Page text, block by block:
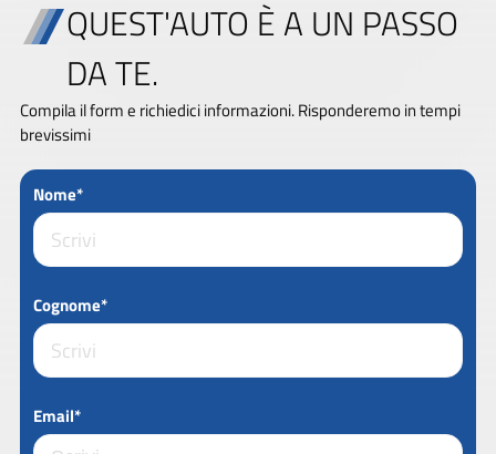
QUEST'AUTO È A UN PASSO
DA TE.
Compila il form e richiedici informazioni. Risponderemo in tempi
brevissimi
Nome*
Cognome*
Email*